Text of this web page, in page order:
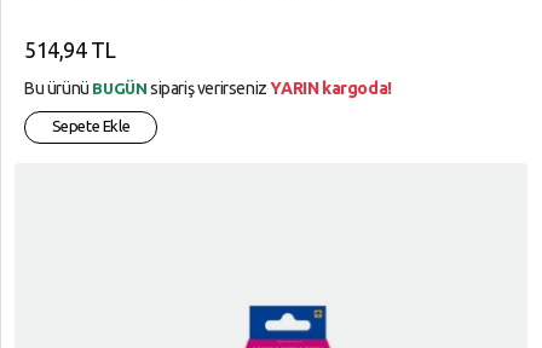
514,94 TL
Bu ürünü BUGÜN sipariş verirsenizYARIN kargoda!
Sepete Ekle